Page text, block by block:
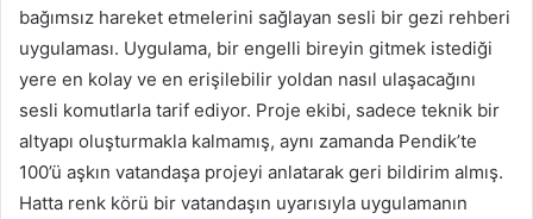
bağımsız hareket etmelerini sağlayan sesli bir gezi rehberi
uygulaması. Uygulama, bir engelli bireyin gitmek istediği
yere en kolay ve en erişilebilir yoldan nasıl ulaşacağını
sesli komutlarla tarif ediyor. Proje ekibi, sadece teknik bir
altyapı oluşturmakla kalmamış, aynı zamanda Pendik’te
100’ü aşkın vatandaşa projeyi anlatarak geri bildirim almış.
Hatta renk körü bir vatandaşın uyarısıyla uygulamanın